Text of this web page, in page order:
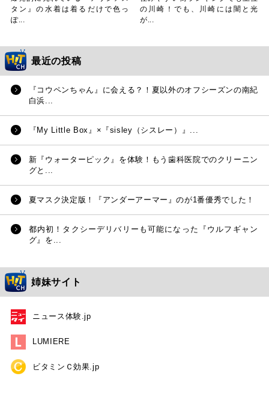
タン』の水着は着るだけで色っ
ぽ...
の川崎！でも、川崎には闇と光
が...
最近の投稿
『コウペンちゃん』に会える？！夏以外のオフシーズンの南紀
白浜...
『My Little Box』×『sisley（シスレー）』...
新『ウォーターピック』を体験！もう歯科医院でのクリーニン
グと...
夏マスク決定版！『アンダーアーマー』のが1番優秀でした！
都内初！タクシーデリバリーも可能になった『ウルフギャン
グ』を...
姉妹サイト
ニュース体験.jp
LUMIERE
ビタミンＣ効果.jp